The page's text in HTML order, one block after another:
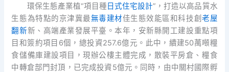
環保生態產業植“項目種 日式住宅設計”，打造以高品質水
生態為特點的京津冀最無毒建材佳生態效能區和科技創老屋
翻新新、高端產業發展平臺。本年，安新縣開工建設重點項
目和簽約項目6個，總投資257.6億元。此中，續建50萬噸糧
食儲備庫建設項目，現辦公樓主體完成，散裝平房倉、糧食
中轉倉部門封頂，已完成投資5億元。同時，由中關村國際孵